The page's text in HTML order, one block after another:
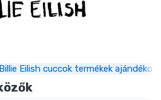
Billie Eilish cuccok termékek ajándékok